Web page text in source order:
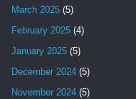
March 2025 (5)
February 2025 (4)
January 2025 (5)
December 2024 (5)
November 2024 (5)